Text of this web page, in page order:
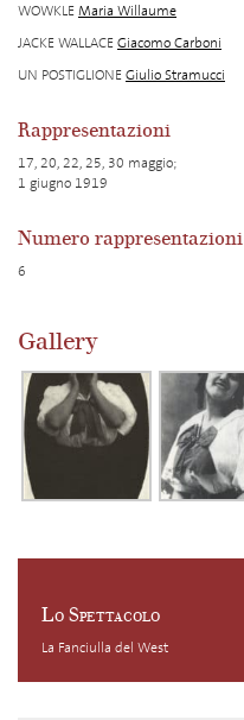
WOWKLEMaria Willaume
JACKE WALLACEGiacomo Carboni
UN POSTIGLIONEGiulio Stramucci
Rappresentazioni
17, 20, 22, 25, 30 maggio;
1 giugno 1919
Numero rappresentazioni
6
Gallery
Lo Spettacolo
La Fanciulla del West